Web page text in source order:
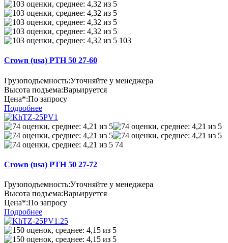
103
Crown (usa) PTH 50 27-60
Грузоподъемность:Уточняйте у менеджера
Высота подъема:Варьируется
Цена*:По запросу
Подробнее
74
Crown (usa) PTH 50 27-72
Грузоподъемность:Уточняйте у менеджера
Высота подъема:Варьируется
Цена*:По запросу
Подробнее